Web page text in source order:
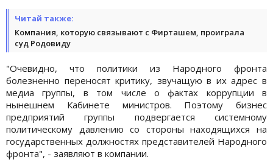
Читай также:
Компания, которую связывают с Фирташем, проиграла
суд Родовиду
"Очевидно, что политики из Народного фронта
болезненно переносят критику, звучащую в их адрес в
медиа группы, в том числе о фактах коррупции в
нынешнем Кабинете министров. Поэтому бизнес
предприятий группы подвергается системному
политическому давлению со стороны находящихся на
государственных должностях представителей Народного
фронта", - заявляют в компании.